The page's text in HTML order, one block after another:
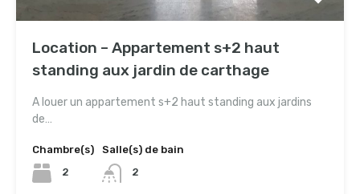
Location – Appartement s+2 haut
standing aux jardin de carthage
A louer un appartement s+2 haut standing aux jardins
de…
Chambre(s)
2
Salle(s) de bain
2